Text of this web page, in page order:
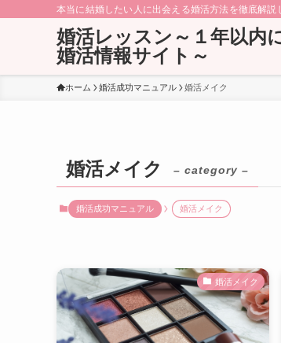
本当に結婚したい人に出会える婚活方法を徹底解説
婚活レッスン～１年以内
婚活情報サイト～
ホーム 婚活成功マニュアル 婚活メイク
婚活メイク – category –
婚活成功マニュアル 婚活メイク
婚活メイク